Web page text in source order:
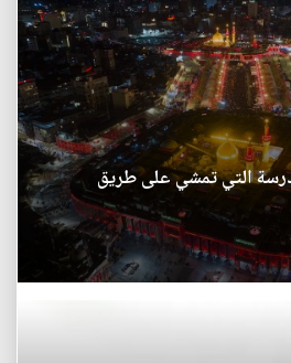
التي تمشي على طريق